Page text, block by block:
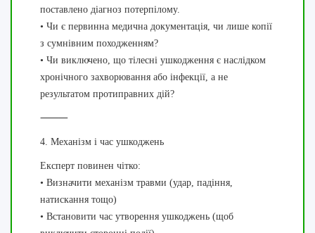
поставлено діагноз потерпілому.
• Чи є первинна медична документація, чи лише копії
з сумнівним походженням?
• Чи виключено, що тілесні ушкодження є наслідком
хронічного захворювання або інфекції, а не
результатом протиправних дій?
⸻
4. Механізм і час ушкоджень
Експерт повинен чітко:
• Визначити механізм травми (удар, падіння,
натискання тощо)
• Встановити час утворення ушкоджень (щоб